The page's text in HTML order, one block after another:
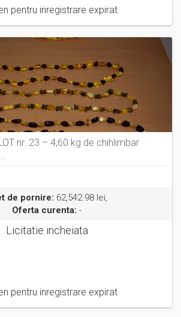
pentru inregistrare expirat
LOT nr. 23 – 4,60 kg de chihlimbar
de pornire: 62,542.98 lei,
Oferta curenta: -
Licitatie incheiata
pentru inregistrare expirat